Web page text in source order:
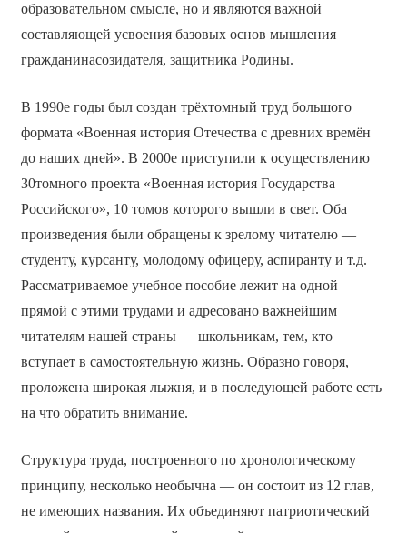
образовательном смысле, но и являются важной
составляющей усвоения базовых основ мышления
гражданина­созидателя, защитника Родины.
В 1990­е годы был создан трёхтомный труд большого
формата «Военная история Отечества с древних времён
до наших дней». В 2000­е приступили к осуществлению
30­томного проекта «Военная история Государства
Российского», 10 томов которого вышли в свет. Оба
произведения были обращены к зрелому читателю —
студенту, курсанту, молодому офицеру, аспиранту и т.д.
Рассматриваемое учебное пособие лежит на одной
прямой с этими трудами и адресовано важнейшим
читателям нашей страны — школьникам, тем, кто
вступает в самостоятельную жизнь. Образно говоря,
проложена широкая лыжня, и в последующей работе есть
на что обратить внимание.
Структура труда, построенного по хронологическому
принципу, несколько необычна — он состоит из 12 глав,
не имеющих названия. Их объединяют патриотический